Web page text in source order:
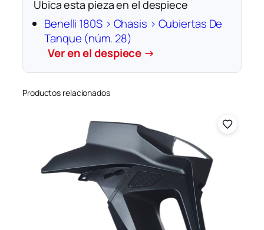
i
Ubica esta pieza en el despiece
Benelli 180S › Chasis › Cubiertas De
Tanque (núm. 28)
Ver en el despiece →
Productos relacionados